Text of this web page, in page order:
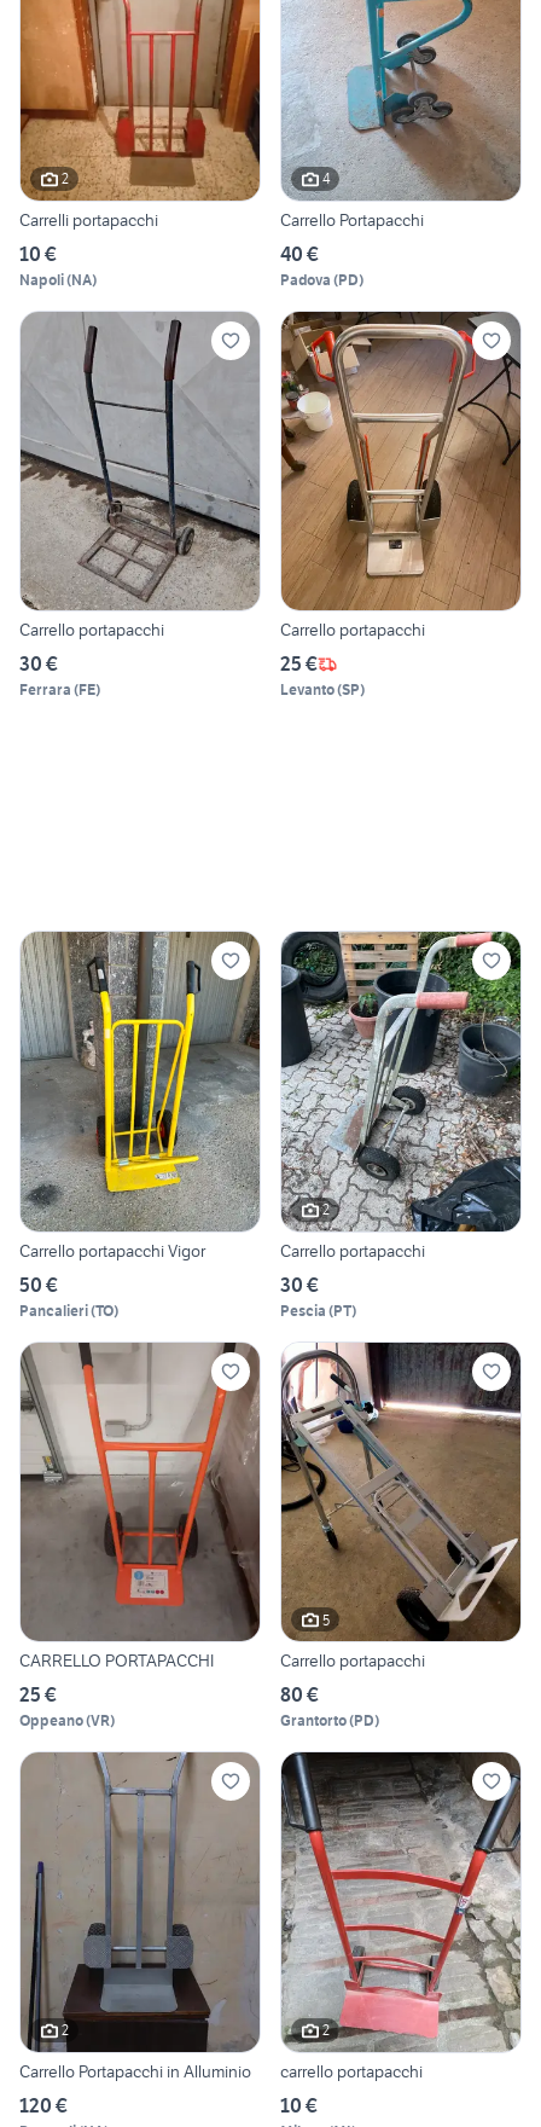
2
Carrelli portapacchi
10 €
Napoli(NA)
4
Carrello Portapacchi
40 €
Padova (PD)
Carrello portapacchi
30 €
Ferrara (FE)
Carrello portapacchi
25 €
Levanto(SP)
Carrello portapacchi Vigor
50 €
Pancalieri(TO)
2
Carrello portapacchi
30 €
Pescia (PT)
CARRELLO PORTAPACCHI
25 €
Oppeano(VR)
5
Carrello portapacchi
80 €
Grantorto(PD)
2
Carrello Portapacchi in Alluminio
120 €
2
carrello portapacchi
10 €